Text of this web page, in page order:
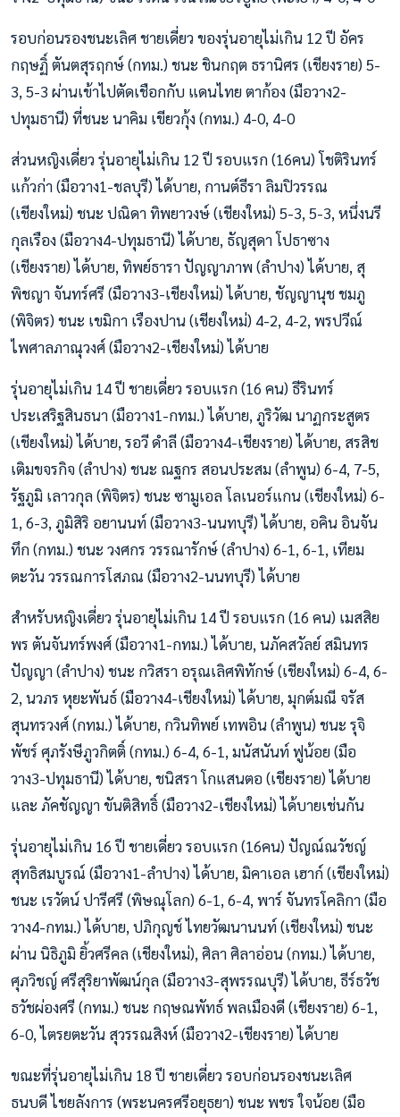
รอบก่อนรองชนะเลิศ ชายเดี่ยว ของรุ่นอายุไม่เกิน 12 ปี อัคร
กฤษฏิ์ ตันตสุรฤกษ์ (กทม.) ชนะ ชินกฤต ธรานิศร (เชียงราย) 5-
3, 5-3 ผ่านเข้าไปตัดเชือกกับ แดนไทย ตาก้อง (มือวาง2-
ปทุมธานี) ที่ชนะ นาคิม เขียวกุ้ง (กทม.) 4-0, 4-0
ส่วนหญิงเดี่ยว รุ่นอายุไม่เกิน 12 ปี รอบแรก (16คน) โชติรินทร์
แก้วก่า (มือวาง1-ชลบุรี) ได้บาย, กานต์ธีรา ลิมปิวรรณ
(เชียงใหม่) ชนะ ปณิดา ทิพยาวงษ์ (เชียงใหม่) 5-3, 5-3, หนึ่งนรี
กุลเรือง (มือวาง4-ปทุมธานี) ได้บาย, ธัญสุดา โปธาซาง
(เชียงราย) ได้บาย, ทิพย์ธารา ปัญญาภาพ (ลำปาง) ได้บาย, สุ
พิชญา จันทร์ศรี (มือวาง3-เชียงใหม่) ได้บาย, ชัญญานุช ชมภู
(พิจิตร) ชนะ เขมิกา เรืองปาน (เชียงใหม่) 4-2, 4-2, พรปวีณ์
ไพศาลภาณุวงศ์ (มือวาง2-เชียงใหม่) ได้บาย
รุ่นอายุไม่เกิน 14 ปี ชายเดี่ยว รอบแรก (16 คน) ธีรินทร์
ประเสริฐสินธนา (มือวาง1-กทม.) ได้บาย, ภูริวัฒ นาฏกระสูตร
(เชียงใหม่) ได้บาย, รอวี ดำลี (มือวาง4-เชียงราย) ได้บาย, สรสิช
เติมขจรกิจ (ลำปาง) ชนะ ณฐกร สอนประสม (ลำพูน) 6-4, 7-5,
รัฐภูมิ เลาวกุล (พิจิตร) ชนะ ซามูเอล โลเนอร์แกน (เชียงใหม่) 6-
1, 6-3, ภูมิสิริ อยานนท์ (มือวาง3-นนทบุรี) ได้บาย, อคิน อินจัน
ทึก (กทม.) ชนะ วงศกร วรรณารักษ์ (ลำปาง) 6-1, 6-1, เทียม
ตะวัน วรรณการโสภณ (มือวาง2-นนทบุรี) ได้บาย
สำหรับหญิงเดี่ยว รุ่นอายุไม่เกิน 14 ปี รอบแรก (16 คน) เมสสิย
พร ตันจันทร์พงศ์ (มือวาง1-กทม.) ได้บาย, นภัคสวัลย์ สมินทร
ปัญญา (ลำปาง) ชนะ กวิสรา อรุณเลิศพิทักษ์ (เชียงใหม่) 6-4, 6-
2, นวภร หุยะพันธ์ (มือวาง4-เชียงใหม่) ได้บาย, มุกต์มณี จรัส
สุนทรวงศ์ (กทม.) ได้บาย, กวินทิพย์ เทพอิน (ลำพูน) ชนะ รุจิ
พัชร์ ศุภรังษีภูวกิตติ์ (กทม.) 6-4, 6-1, มนัสนันท์ ฟูน้อย (มือ
วาง3-ปทุมธานี) ได้บาย, ชนิสรา โกแสนตอ (เชียงราย) ได้บาย
และ ภัคชัญญา ขันติสิทธิ์ (มือวาง2-เชียงใหม่) ได้บายเช่นกัน
รุ่นอายุไม่เกิน 16 ปี ชายเดี่ยว รอบแรก (16คน) ปัญณ์ณวัชญ์
สุทธิสมบูรณ์ (มือวาง1-ลำปาง) ได้บาย, มิคาเอล เฮาก์ (เชียงใหม่)
ชนะ เรวัตน์ ปารีศรี (พิษณุโลก) 6-1, 6-4, พาร์ จันทรโคลิกา (มือ
วาง4-กทม.) ได้บาย, ปภิกุญช์ ไทยวัฒนานนท์ (เชียงใหม่) ชนะ
ผ่าน นิธิภูมิ ยิ้วศรีคล (เชียงใหม่), ศิลา ศิลาอ่อน (กทม.) ได้บาย,
ศุภวิชญ์ ศรีสุริยาพัฒน์กุล (มือวาง3-สุพรรณบุรี) ได้บาย, ธีร์ธวัช
ธวัชผ่องศรี (กทม.) ชนะ กฤษณพัทธ์ พลเมืองดี (เชียงราย) 6-1,
6-0, ไตรยตะวัน สุวรรณสิงห์ (มือวาง2-เชียงราย) ได้บาย
ขณะที่รุ่นอายุไม่เกิน 18 ปี ชายเดี่ยว รอบก่อนรองชนะเลิศ
ธนบดี ไชยลังการ (พระนครศรีอยุธยา) ชนะ พชร ใจน้อย (มือ